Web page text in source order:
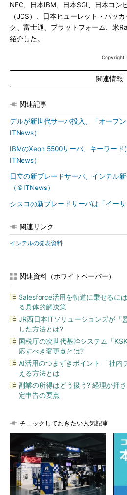
NEC、日本IBM、日本SGI、日本コン
（JCS）、日本ヒューレット・パッ
ク、富士通、プラットフォーム、米
紹介した。
Copyright
関連情報
関連記事
デルが新世代サーバ投入、「オープ
ITNews）
IBMのXeon 5500サーバ、キーワード
ITNews）
日立の新ブレードサーバ、インテル
（＠ITNews）
シスコの新ブレードサーバは「イー
関連リンク
インテルの発表資料
関連資料（ホワイトペーパー）
Salesforce活用を軌道に乗せるに
る具体的解決策
JR西日本ITソリューションズが「
した方法とは?
国税庁の次世代基幹システム「
応すべき変更点とは?
AI活用のつまずきポイント 「社内
える方法とは
副業の所得はどう扱う? 経理が押
定申告の要点
チェックしておきたい人気記事